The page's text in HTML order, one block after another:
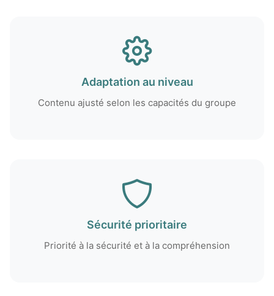
Adaptation au niveau
Contenu ajusté selon les capacités du groupe
Sécurité prioritaire
Priorité à la sécurité et à la compréhension